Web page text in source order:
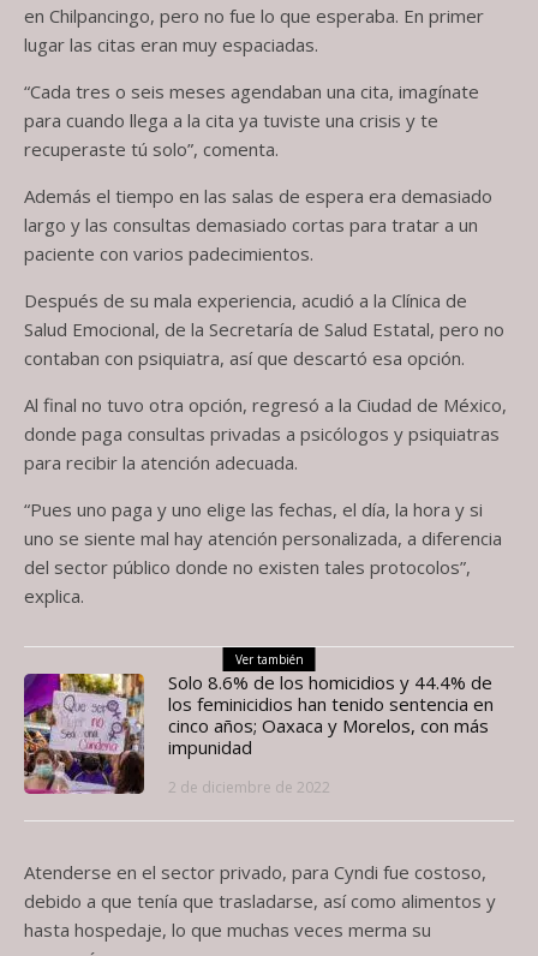
en Chilpancingo, pero no fue lo que esperaba. En primer
lugar las citas eran muy espaciadas.
“Cada tres o seis meses agendaban una cita, imagínate
para cuando llega a la cita ya tuviste una crisis y te
recuperaste tú solo”, comenta.
Además el tiempo en las salas de espera era demasiado
largo y las consultas demasiado cortas para tratar a un
paciente con varios padecimientos.
Después de su mala experiencia, acudió a la Clínica de
Salud Emocional, de la Secretaría de Salud Estatal, pero no
contaban con psiquiatra, así que descartó esa opción.
Al final no tuvo otra opción, regresó a la Ciudad de México,
donde paga consultas privadas a psicólogos y psiquiatras
para recibir la atención adecuada.
“Pues uno paga y uno elige las fechas, el día, la hora y si
uno se siente mal hay atención personalizada, a diferencia
del sector público donde no existen tales protocolos”,
explica.
Ver también
Solo 8.6% de los homicidios y 44.4% de
los feminicidios han tenido sentencia en
cinco años; Oaxaca y Morelos, con más
impunidad
2 de diciembre de 2022
Atenderse en el sector privado, para Cyndi fue costoso,
debido a que tenía que trasladarse, así como alimentos y
hasta hospedaje, lo que muchas veces merma su